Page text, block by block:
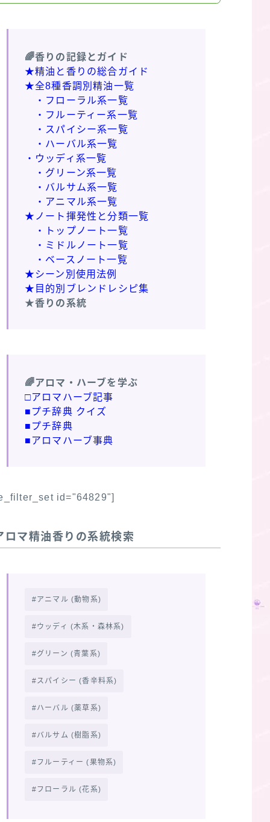
🌈香りの記録とガイド
★精油と香りの総合ガイド
★全8種香調別精油一覧
・フローラル系一覧
・フルーティー系一覧
・スパイシー系一覧
・ハーバル系一覧
・ウッディ系一覧
・グリーン系一覧
・バルサム系一覧
・アニマル系一覧
★ノート揮発性と分類一覧
・トップノート一覧
・ミドルノート一覧
・ベースノート一覧
★シーン別使用法例
★目的別ブレンドレシピ集
★香りの系統
🌈アロマ・ハーブを学ぶ
□アロマハーブ記事
■プチ辞典 クイズ
■プチ辞典
■アロマハーブ事典
id="64829"]
ロマ精油香りの系統検索
アニマル (動物系)
ウッディ (木系・森林系)
グリーン (青葉系)
スパイシー (香辛料系)
ハーバル (薬草系)
バルサム (樹脂系)
フルーティー (果物系)
フローラル (花系)